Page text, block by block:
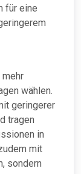
für eine
wählen.
geringerer
tragen
in
mit
sondern